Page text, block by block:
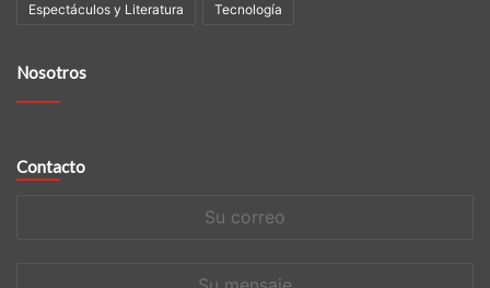
Espectáculos y Literatura Tecnología
Nosotros
Contacto